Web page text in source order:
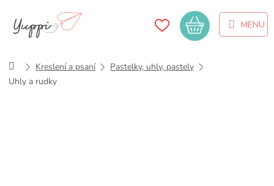
obsah
Nákupní
košík
DomůKreslení a psaní
Pastelky, uhly, pastely
Uhly a rudky